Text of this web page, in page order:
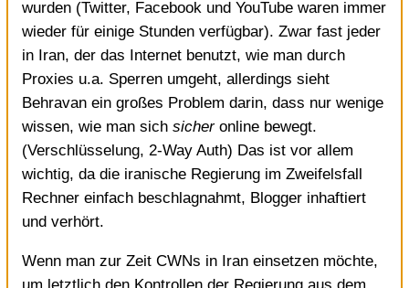
wurden (Twitter, Facebook und YouTube waren immer
wieder für einige Stunden verfügbar). Zwar fast jeder
in Iran, der das Internet benutzt, wie man durch
Proxies u.a. Sperren umgeht, allerdings sieht
Behravan ein großes Problem darin, dass nur wenige
wissen, wie man sich sicheronline bewegt.
(Verschlüsselung, 2‑Way Auth) Das ist vor allem
wichtig, da die iranische Regierung im Zweifelsfall
Rechner einfach beschlagnahmt, Blogger inhaftiert
und verhört.
Wenn man zur Zeit CWNs in Iran einsetzen möchte,
um letztlich den Kontrollen der Regierung aus dem